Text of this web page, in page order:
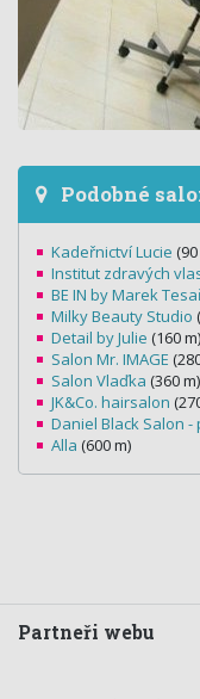
Podobné
Kadeřnictví Lucie
Institut zdravých
BE IN by Marek
Milky Beauty Studio
Detail by Julie (160 m)
Salon Mr. IMAGE
Salon Vlaďka (360 m)
JK&Co. hairsalon
Daniel Black Salon
Alla (600 m)
Partneři webu